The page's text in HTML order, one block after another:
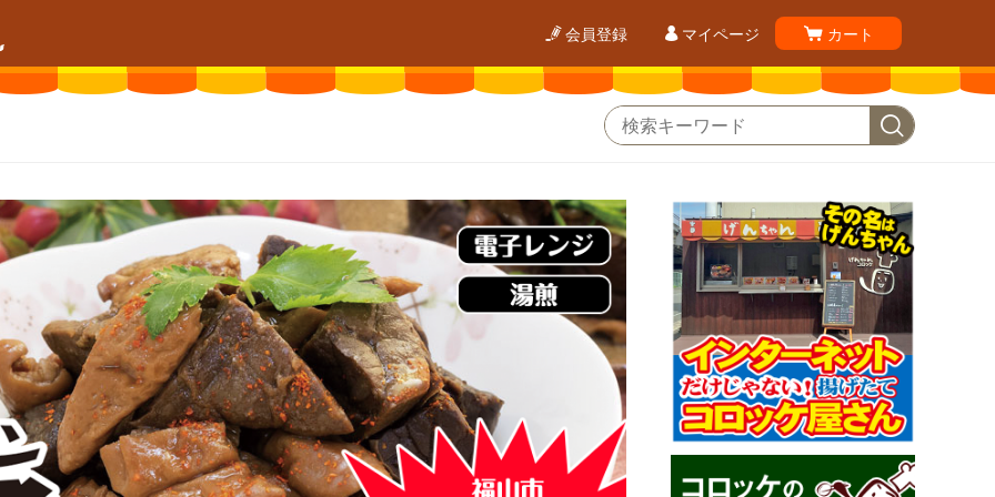
会員登録 マイページ カート